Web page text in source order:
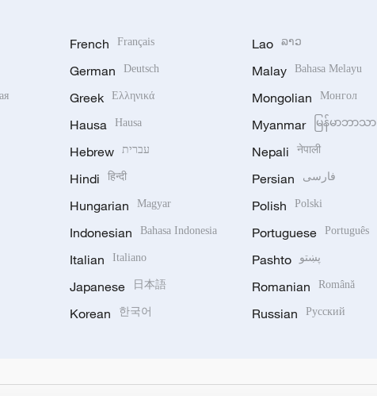
French Français
German Deutsch
Greek Ελληνικά
Hausa Hausa
Hebrew עברית
Hindi हिन्दी
Hungarian Magyar
Indonesian Bahasa Indonesia
Italian Italiano
Japanese 日本語
Korean 한국어
Lao ລາວ
Malay Bahasa Melayu
Mongolian Монгол
Myanmar မြန်မာဘာသာ
Nepali नेपाली
Persian فارسی
Polish Polski
Portuguese Português
Pashto پښتو
Romanian Română
Russian Русский